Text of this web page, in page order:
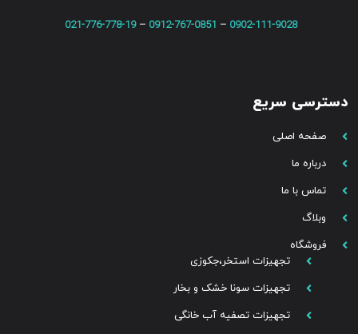
0902-111-9028
–
0912-767-0851
–
021-776-778-19
دسترسی سریع
صفحه اصلی
درباره ما
تماس با ما
وبلاگ
فروشگاه
تجهیزات استخر،جکوزی
تجهیزات سونا خشک و بخار
تجهیزات تصفیه آب خانگی